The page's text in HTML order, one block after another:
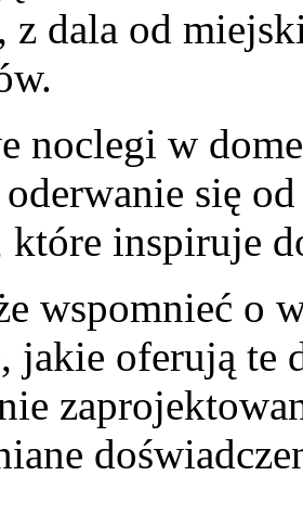
z dala od
noclegi w
oderwanie się
⁣które inspiruje
wspomnieć o
jakie oferują te